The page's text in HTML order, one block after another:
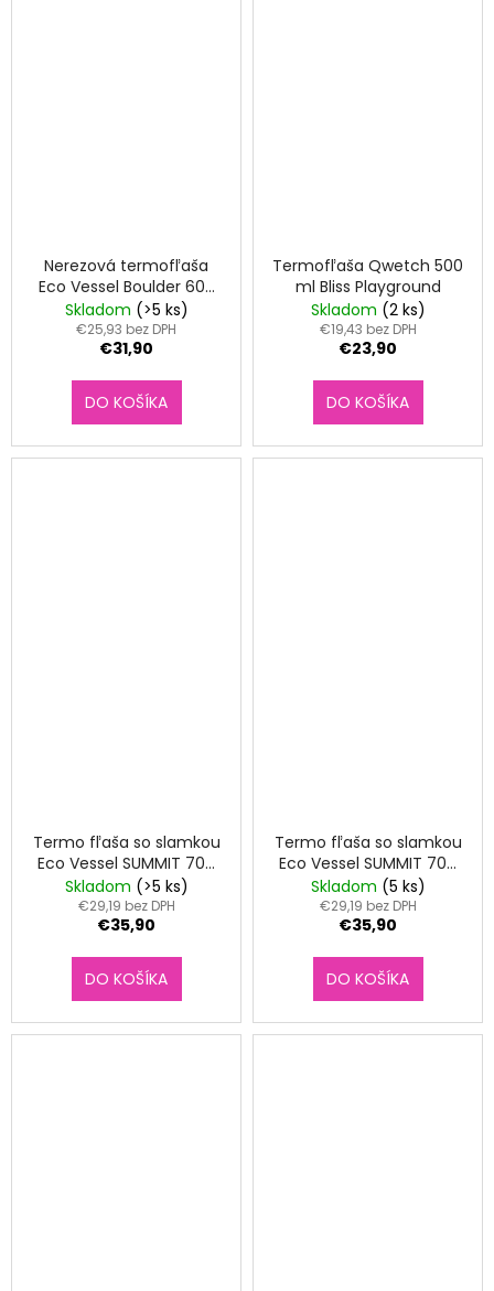
Nerezová termofľaša
Eco Vessel Boulder 600
ml Lavender Fields
Skladom (>5 ks)
€25,93 bez DPH
€31,90
DO KOŠÍKA
Termofľaša Qwetch 500
ml Bliss Playground
Skladom (2 ks)
€19,43 bez DPH
€23,90
DO KOŠÍKA
Termo fľaša so slamkou
Eco Vessel SUMMIT 700
ml Black Shadow
Skladom (>5 ks)
€29,19 bez DPH
€35,90
DO KOŠÍKA
Termo fľaša so slamkou
Eco Vessel SUMMIT 700
ml Aqua Breeze
Skladom (5 ks)
€29,19 bez DPH
€35,90
DO KOŠÍKA